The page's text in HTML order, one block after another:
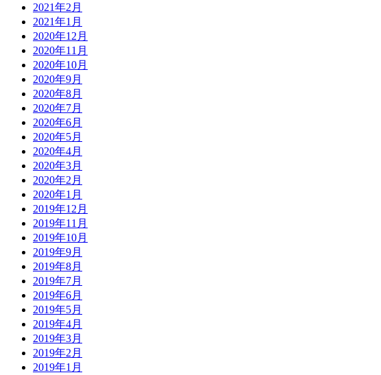
2021年2月
2021年1月
2020年12月
2020年11月
2020年10月
2020年9月
2020年8月
2020年7月
2020年6月
2020年5月
2020年4月
2020年3月
2020年2月
2020年1月
2019年12月
2019年11月
2019年10月
2019年9月
2019年8月
2019年7月
2019年6月
2019年5月
2019年4月
2019年3月
2019年2月
2019年1月